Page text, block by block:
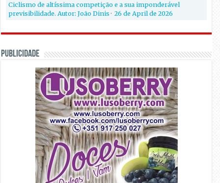
Ciclismo de altíssima competição e a sua imponderável
previsibilidade. Autor: João Dinis·26 de April de 2026
PUBLICIDADE